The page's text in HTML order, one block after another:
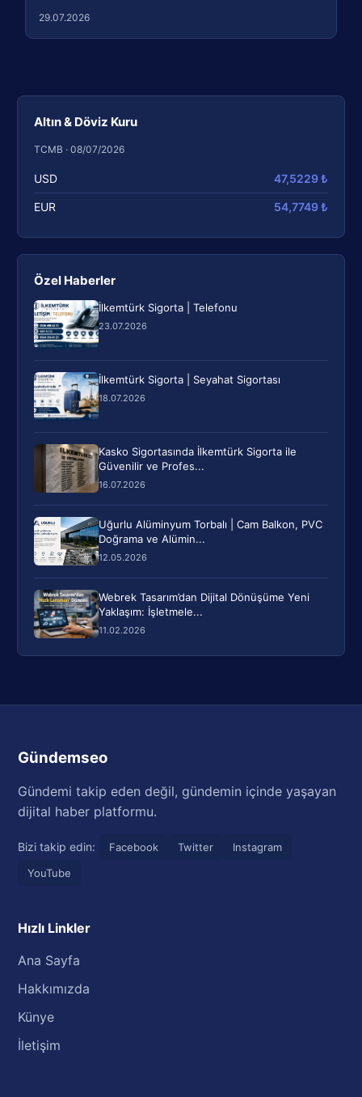
Altın & Döviz Kuru
TCMB · 08/07/2026
USD 47,5229 ₺
EUR 54,7749 ₺
Özel Haberler
İlkemtürk Sigorta | Telefonu
23.07.2026
İlkemtürk Sigorta | Seyahat Sigortası
18.07.2026
Kasko Sigortasında İlkemtürk Sigorta ile
Güvenilir ve Profes...
16.07.2026
Uğurlu Alüminyum Torbalı | Cam Balkon, PVC
Doğrama ve Alümin...
12.05.2026
Webrek Tasarım’dan Dijital Dönüşüme Yeni
Yaklaşım: İşletmele...
11.02.2026
29.07.2026
Gündemseo
Gündemi takip eden değil, gündemin içinde yaşayan
dijital haber platformu.
Bizi takip edin: Facebook Twitter
Instagram
YouTube
Hızlı Linkler
Ana Sayfa
Hakkımızda
Künye
İletişim